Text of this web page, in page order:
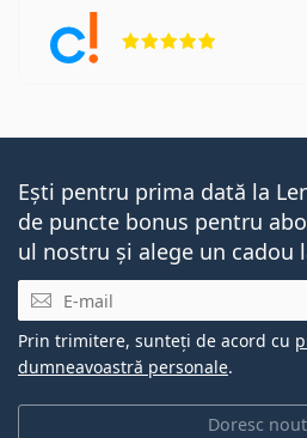
Ești pentru prima dată la
de puncte bonus pentru
ul nostru și alege un cadou
E-mail
Doresc
Prin trimitere, sunteți de acord cu
dumneavoastră personale.